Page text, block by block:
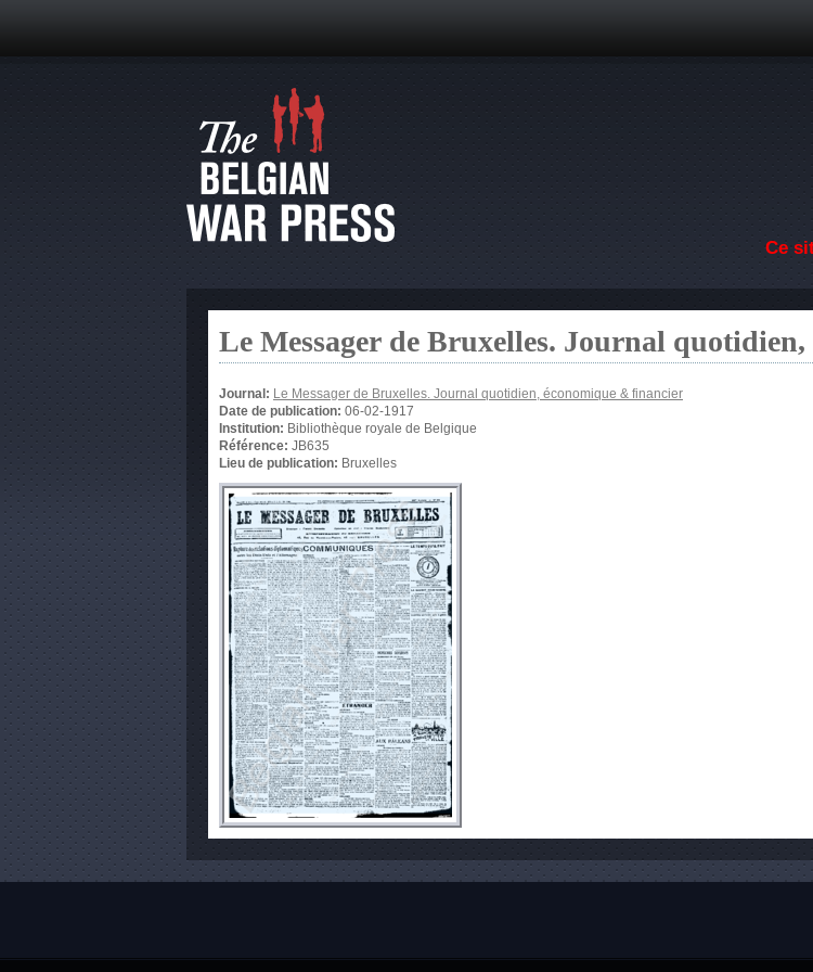
Ce
Le Messager de Bruxelles. Journal
Journal: Le Messager de Bruxelles. Journal quotidien, économique & financier
Date de publication: 06-02-1917
Institution: Bibliothèque royale de Belgique
Référence: JB635
Lieu de publication: Bruxelles